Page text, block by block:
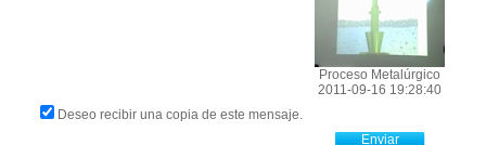
Proceso Metalúrgico
2011-09-16 19:28:40
Deseo recibir una copia de este mensaje.